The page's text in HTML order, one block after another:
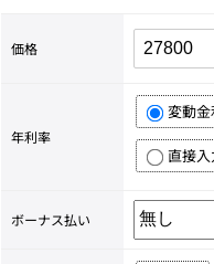
価格
年利率
変動
直接入
ボーナス払い